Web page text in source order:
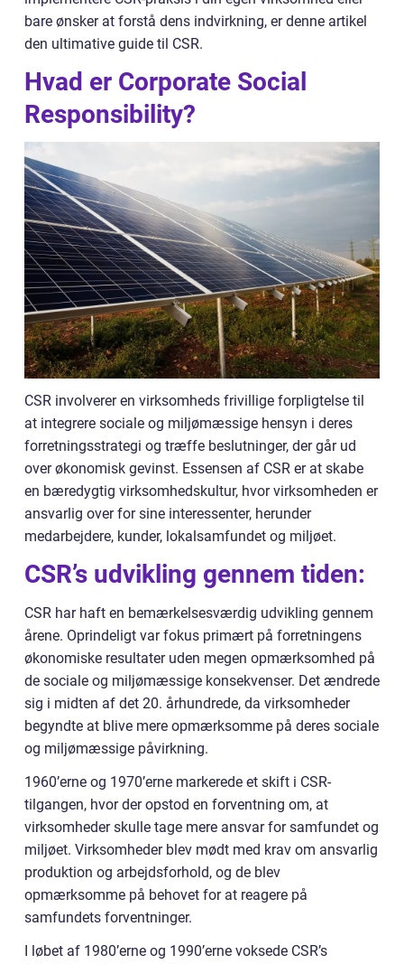
bare ønsker at forstå dens indvirkning, er denne artikel
den ultimative guide til CSR.
Hvad er Corporate Social
Responsibility?
CSR involverer en virksomheds frivillige forpligtelse til
at integrere sociale og miljømæssige hensyn i deres
forretningsstrategi og træffe beslutninger, der går ud
over økonomisk gevinst. Essensen af CSR er at skabe
en bæredygtig virksomhedskultur, hvor virksomheden er
ansvarlig over for sine interessenter, herunder
medarbejdere, kunder, lokalsamfundet og miljøet.
CSR’s udvikling gennem tiden:
CSR har haft en bemærkelsesværdig udvikling gennem
årene. Oprindeligt var fokus primært på forretningens
økonomiske resultater uden megen opmærksomhed på
de sociale og miljømæssige konsekvenser. Det ændrede
sig i midten af det 20. århundrede, da virksomheder
begyndte at blive mere opmærksomme på deres sociale
og miljømæssige påvirkning.
1960’erne og 1970’erne markerede et skift i CSR-
tilgangen, hvor der opstod en forventning om, at
virksomheder skulle tage mere ansvar for samfundet og
miljøet. Virksomheder blev mødt med krav om ansvarlig
produktion og arbejdsforhold, og de blev
opmærksomme på behovet for at reagere på
samfundets forventninger.
I løbet af 1980’erne og 1990’erne voksede CSR’s